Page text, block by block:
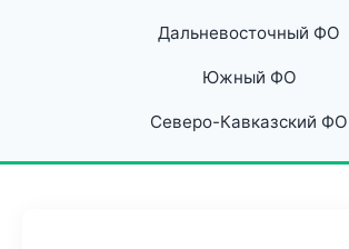
Дальневосточный ФО
Южный ФО
Северо-Кавказский ФО